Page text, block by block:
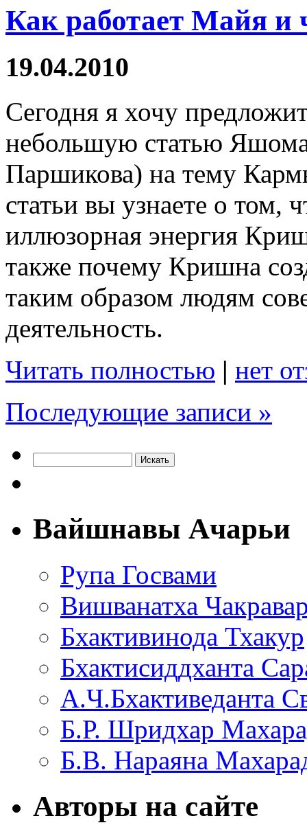
Как работает Майя и
19.04.2010
Сегодня я хочу
небольшую статью
Паршикова) на тему
статьи вы узнаете о том,
иллюзорная энергия
также почему Кришна
таким образом людям
деятельность.
Читать полностью | нет
Последующие записи »
Вайшнавы Ачарьи
Рупа Госвами
Вишванатха
Бхактивинода Тхакур
Бхактисиддханта
А.Ч.Бхактиведанта
Б.Р. Шридхар
Б.В. Нараяна
Авторы на сайте